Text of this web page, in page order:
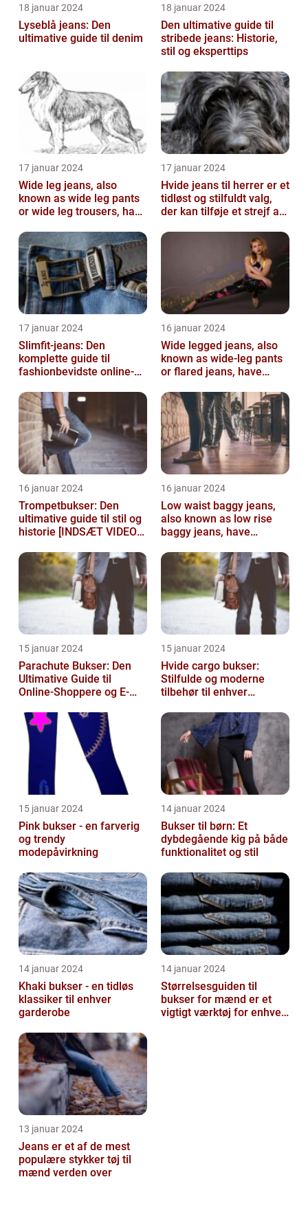
18 januar 2024
Lyseblå jeans: Den
ultimative guide til denim
18 januar 2024
Den ultimative guide til
stribede jeans: Historie,
stil og eksperttips
17 januar 2024
Wide leg jeans, also
known as wide leg pants
or wide leg trousers, have
fashion tre...
17 januar 2024
Hvide jeans til herrer er et
tidløst og stilfuldt valg,
der kan tilføje et strejf af
17 januar 2024
Slimfit-jeans: Den
komplette guide til
fashionbevidste online-
16 januar 2024
Wide legged jeans, also
known as wide-leg pants
or flared jeans, have
people...
16 januar 2024
Trompetbukser: Den
ultimative guide til stil og
historie [INDSÆT VIDEO
16 januar 2024
Low waist baggy jeans,
also known as low rise
baggy jeans, have
fashion choice for ...
15 januar 2024
Parachute Bukser: Den
Ultimative Guide til
Online-Shoppere og E-
15 januar 2024
Hvide cargo bukser:
Stilfulde og moderne
tilbehør til enhver
15 januar 2024
Pink bukser - en farverig
og trendy
modepåvirkning
14 januar 2024
Bukser til børn: Et
dybdegående kig på både
funktionalitet og stil
14 januar 2024
Khaki bukser - en tidløs
klassiker til enhver
garderobe
14 januar 2024
Størrelsesguiden til
bukser for mænd er et
vigtigt værktøj for enhver
13 januar 2024
Jeans er et af de mest
populære stykker tøj til
mænd verden over